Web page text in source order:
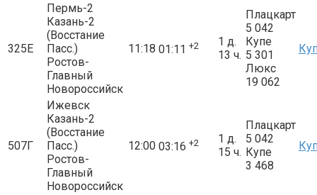
325Е
Пермь-2
Казань-2
(Восстание
Пасс.)
Ростов-
Главный
Новороссийск
11:18 01:11 +2
1 д.
13 ч.
Плацкарт
5 042
Купе
5 301
Люкс
19 062
507Г
Ижевск
Казань-2
(Восстание
Пасс.)
Ростов-
Главный
Новороссийск
12:00 03:16 +2
1 д.
15 ч.
Плацкарт
5 042
Купе
3 468